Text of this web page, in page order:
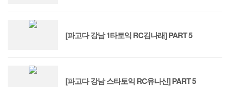
[파고다 강남 1타토익 RC김나래] PART 5
[파고다 강남 스타토익 RC유나신] PART 5